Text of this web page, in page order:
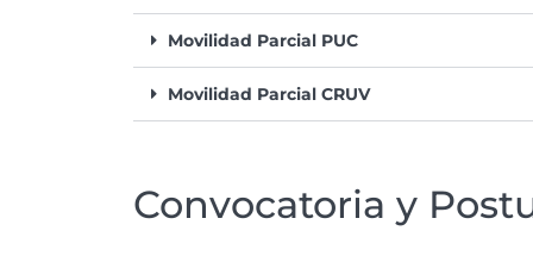
Movilidad Parcial PUC
Movilidad Parcial CRUV
Convocatoria y